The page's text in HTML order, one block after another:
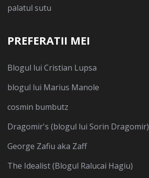
palatul sutu
PREFERATII MEI
Blogul lui Cristian Lupsa
blogul lui Marius Manole
cosmin bumbutz
Dragomir's (blogul lui Sorin Dragomir)
George Zafiu aka Zaff
The Idealist (Blogul Ralucai Hagiu)